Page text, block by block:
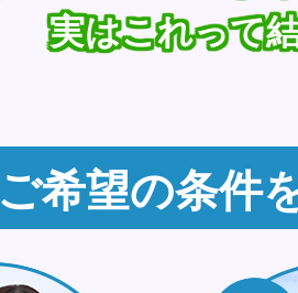
実はこれって
ご希望の条件